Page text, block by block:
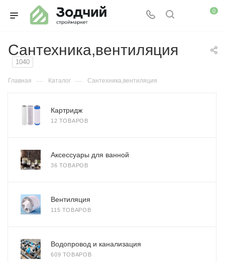
0
Сантехника,вентиляция
1040
Главная — Каталог — Сантехника,вентиляция
Картридж
12 ТОВАРОВ
Аксессуары для ванной
36 ТОВАРОВ
Вентиляция
115 ТОВАРОВ
Водопровод и канализация
609 ТОВАРОВ